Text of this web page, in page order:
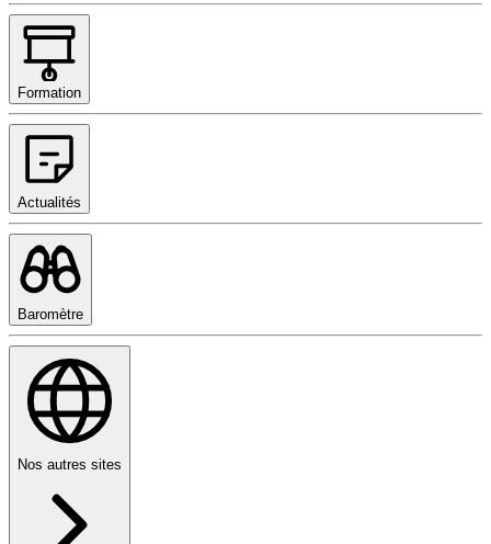
Formation
Actualités
Baromètre
Nos autres sites